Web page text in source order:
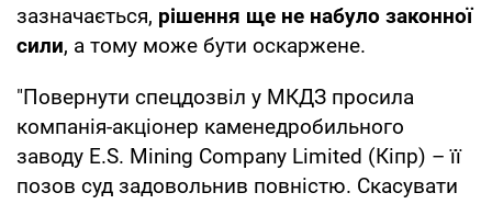
зазначається, рішення ще не набуло законної
сили, а тому може бути оскаржене.
"Повернути спецдозвіл у МКДЗ просила
компанія-акціонер каменедробильного
заводу E.S. Mining Company Limited (Кіпр) – її
позов суд задовольнив повністю. Скасувати